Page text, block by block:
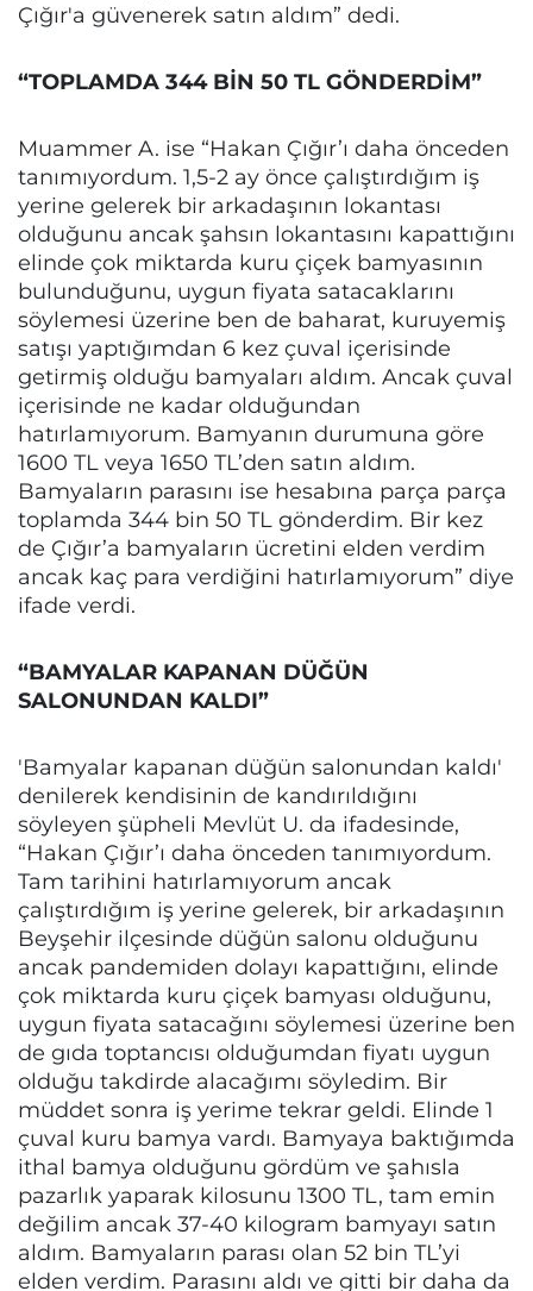
Çığır'a güvenerek satın aldım” dedi.
“TOPLAMDA 344 BİN 50 TL GÖNDERDİM”
Muammer A. ise “Hakan Çığır’ı daha önceden
tanımıyordum. 1,5-2 ay önce çalıştırdığım iş
yerine gelerek bir arkadaşının lokantası
olduğunu ancak şahsın lokantasını kapattığını
elinde çok miktarda kuru çiçek bamyasının
bulunduğunu, uygun fiyata satacaklarını
söylemesi üzerine ben de baharat, kuruyemiş
satışı yaptığımdan 6 kez çuval içerisinde
getirmiş olduğu bamyaları aldım. Ancak çuval
içerisinde ne kadar olduğundan
hatırlamıyorum. Bamyanın durumuna göre
1600 TL veya 1650 TL’den satın aldım.
Bamyaların parasını ise hesabına parça parça
toplamda 344 bin 50 TL gönderdim. Bir kez
de Çığır’a bamyaların ücretini elden verdim
ancak kaç para verdiğini hatırlamıyorum” diye
ifade verdi.
“BAMYALAR KAPANAN DÜĞÜN
SALONUNDAN KALDI”
'Bamyalar kapanan düğün salonundan kaldı'
denilerek kendisinin de kandırıldığını
söyleyen şüpheli Mevlüt U. da ifadesinde,
“Hakan Çığır’ı daha önceden tanımıyordum.
Tam tarihini hatırlamıyorum ancak
çalıştırdığım iş yerine gelerek, bir arkadaşının
Beyşehir ilçesinde düğün salonu olduğunu
ancak pandemiden dolayı kapattığını, elinde
çok miktarda kuru çiçek bamyası olduğunu,
uygun fiyata satacağını söylemesi üzerine ben
de gıda toptancısı olduğumdan fiyatı uygun
olduğu takdirde alacağımı söyledim. Bir
müddet sonra iş yerime tekrar geldi. Elinde 1
çuval kuru bamya vardı. Bamyaya baktığımda
ithal bamya olduğunu gördüm ve şahısla
pazarlık yaparak kilosunu 1300 TL, tam emin
değilim ancak 37-40 kilogram bamyayı satın
aldım. Bamyaların parası olan 52 bin TL’yi
elden verdim. Parasını aldı ve gitti bir daha da